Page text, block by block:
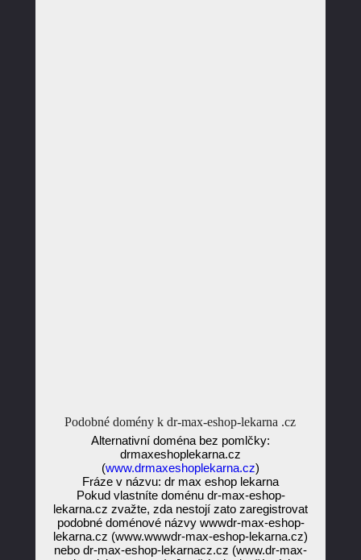
Podobné domény k dr-max-eshop-lekarna .cz
Alternativní doména bez pomlčky:
drmaxeshoplekarna.cz
(www.drmaxeshoplekarna.cz)
Fráze v názvu: dr max eshop lekarna
Pokud vlastníte doménu dr-max-eshop-
lekarna.cz zvažte, zda nestojí zato zaregistrovat
podobné doménové názvy wwwdr-max-eshop-
lekarna.cz (www.wwwdr-max-eshop-lekarna.cz)
nebo dr-max-eshop-lekarnacz.cz (www.dr-max-